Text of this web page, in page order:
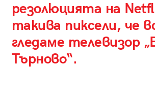
резолюцията на
такива пиксели, че
гледаме телевизор
Търново“.